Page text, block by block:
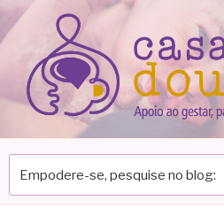
Pular
para
conteúdo
pesquise